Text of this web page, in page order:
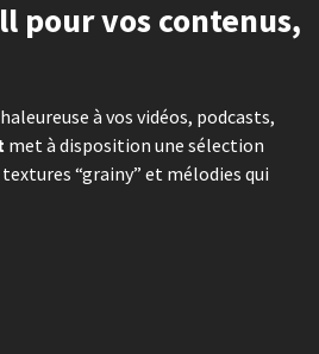
pour vos contenus,
à vos vidéos, podcasts,
met à disposition une sélection
“grainy” et mélodies qui